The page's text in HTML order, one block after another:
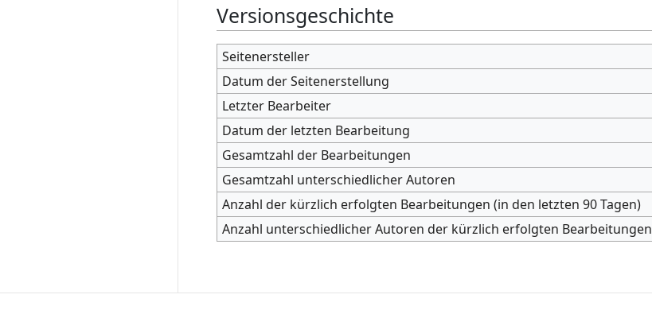
Versionsgeschichte
Seitenersteller
Datum der Seitenerstellung
Letzter Bearbeiter
Datum der letzten Bearbeitung
Gesamtzahl der Bearbeitungen
Gesamtzahl unterschiedlicher Autoren
Anzahl der kürzlich erfolgten Bearbeitungen (in den letzten 90 Tagen)
Anzahl unterschiedlicher Autoren der kürzlich erfolgten Bearbeitungen